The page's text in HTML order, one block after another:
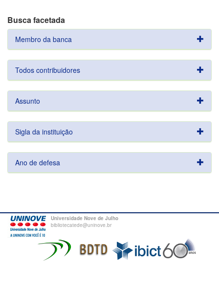
Busca facetada
Membro da banca
Todos contribuidores
Assunto
Sigla da instituição
Ano de defesa
Universidade Nove de Julho
bibliotecatede@uninove.br